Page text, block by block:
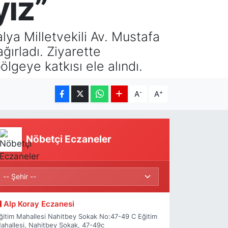
Milletvekili Av. Mustafa
Ziyarette
katkısı ele alındı.
A- A+
Nöbetçi Eczaneler
Alp Koray Eczanesi
Mahallesi Nahitbey Sokak No:47-49 C Eğitim
Nahitbey Sokak, 47-49c